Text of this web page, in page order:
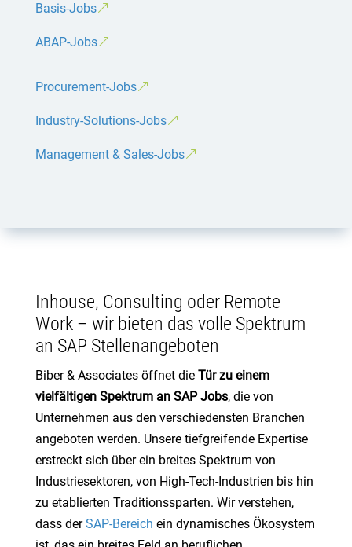
Basis-Jobs
ABAP-Jobs
Procurement-Jobs
Industry-Solutions-Jobs
Management & Sales-Jobs
Inhouse, Consulting oder Remote
Work – wir bieten das volle Spektrum
an SAP Stellenangeboten
Biber & Associates öffnet die Tür zu einem
vielfältigen Spektrum an SAP Jobs, die von
Unternehmen aus den verschiedensten Branchen
angeboten werden. Unsere tiefgreifende Expertise
erstreckt sich über ein breites Spektrum von
Industriesektoren, von High-Tech-Industrien bis hin
zu etablierten Traditionssparten. Wir verstehen,
dass derSAP-Bereich ein dynamisches Ökosystem